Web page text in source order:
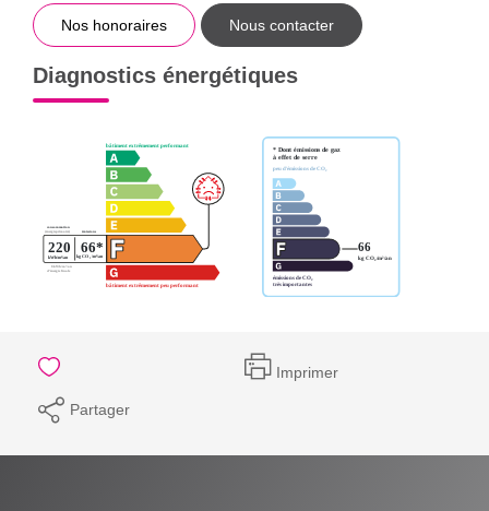
Nos honoraires Nous contacter
Diagnostics énergétiques
Imprimer
Partager